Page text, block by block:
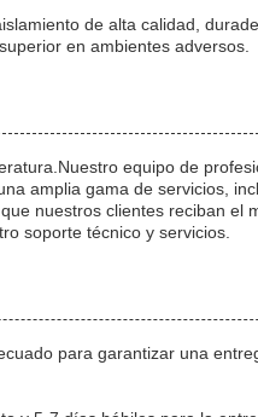
de alta calidad,
en ambientes adversos.
equipo de
amplia gama de servicios,
nuestros clientes reciban el
soporte técnico y servicios.
para garantizar una